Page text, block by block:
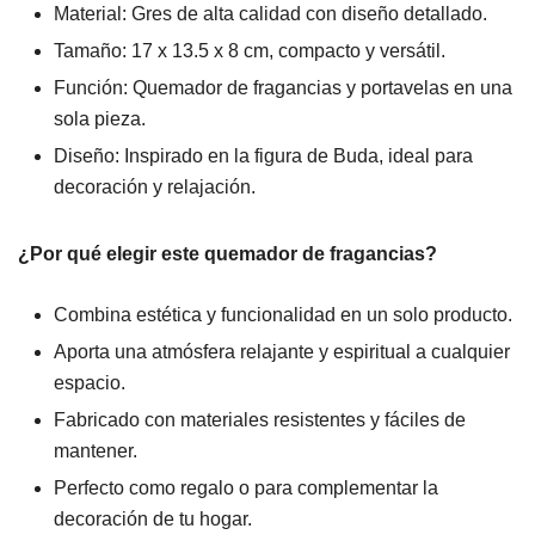
Material: Gres de alta calidad con diseño detallado.
Tamaño: 17 x 13.5 x 8 cm, compacto y versátil.
Función: Quemador de fragancias y portavelas en una
sola pieza.
Diseño: Inspirado en la figura de Buda, ideal para
decoración y relajación.
¿Por qué elegir este quemador de fragancias?
Combina estética y funcionalidad en un solo producto.
Aporta una atmósfera relajante y espiritual a cualquier
espacio.
Fabricado con materiales resistentes y fáciles de
mantener.
Perfecto como regalo o para complementar la
decoración de tu hogar.